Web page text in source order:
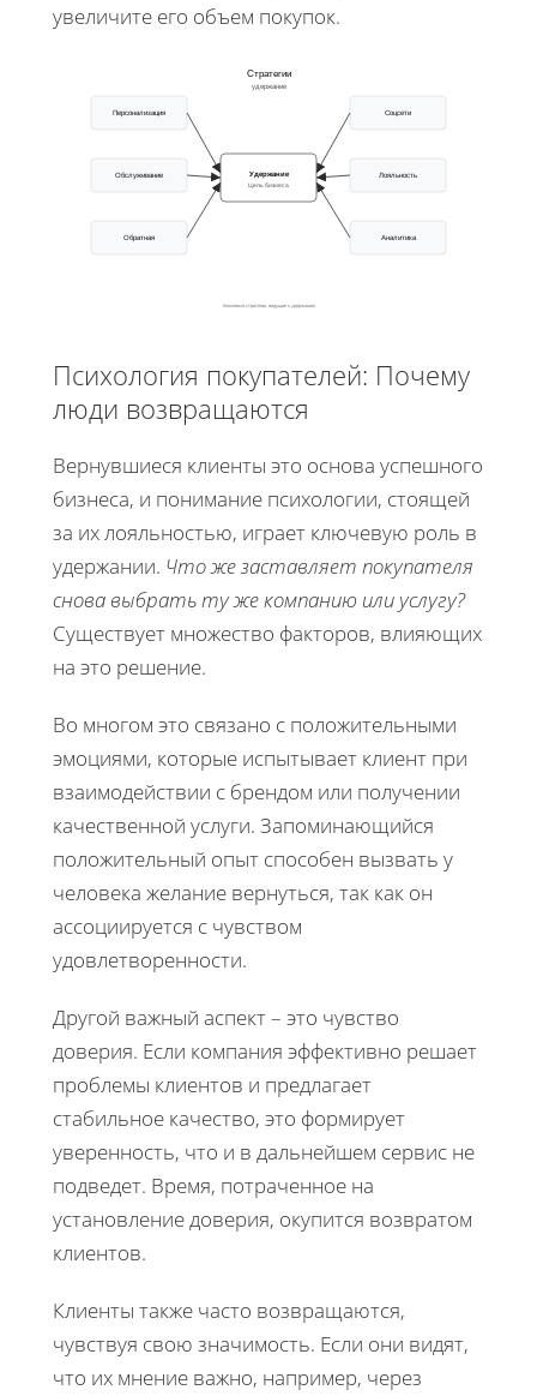
увеличите его объем покупок.
Стратегии
удержание
Персонализация
Обслуживание
Обратная
Соцсети
Лояльность
Аналитика
Удержание
Цель бизнеса
Ключевые стратегии, ведущие к удержанию
Психология покупателей: Почему
люди возвращаются
Вернувшиеся клиенты это основа успешного
бизнеса, и понимание психологии, стоящей
за их лояльностью, играет ключевую роль в
удержании. Что же заставляет покупателя
снова выбрать ту же компанию или услугу?
Существует множество факторов, влияющих
на это решение.
Во многом это связано с положительными
эмоциями, которые испытывает клиент при
взаимодействии с брендом или получении
качественной услуги. Запоминающийся
положительный опыт способен вызвать у
человека желание вернуться, так как он
ассоциируется с чувством
удовлетворенности.
Другой важный аспект – это чувство
доверия. Если компания эффективно решает
проблемы клиентов и предлагает
стабильное качество, это формирует
уверенность, что и в дальнейшем сервис не
подведет. Время, потраченное на
установление доверия, окупится возвратом
клиентов.
Клиенты также часто возвращаются,
чувствуя свою значимость. Если они видят,
что их мнение важно, например, через